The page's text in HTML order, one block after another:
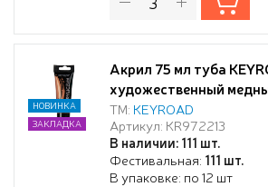
Акрил 75 мл туба
художественный
ТМ: KEYROAD
Артикул: KR972213
В наличии: 111 шт.
Фестивальная: 111 шт.
В упаковке: по 12 шт
НОВИНКА
ЗАКЛАДКА